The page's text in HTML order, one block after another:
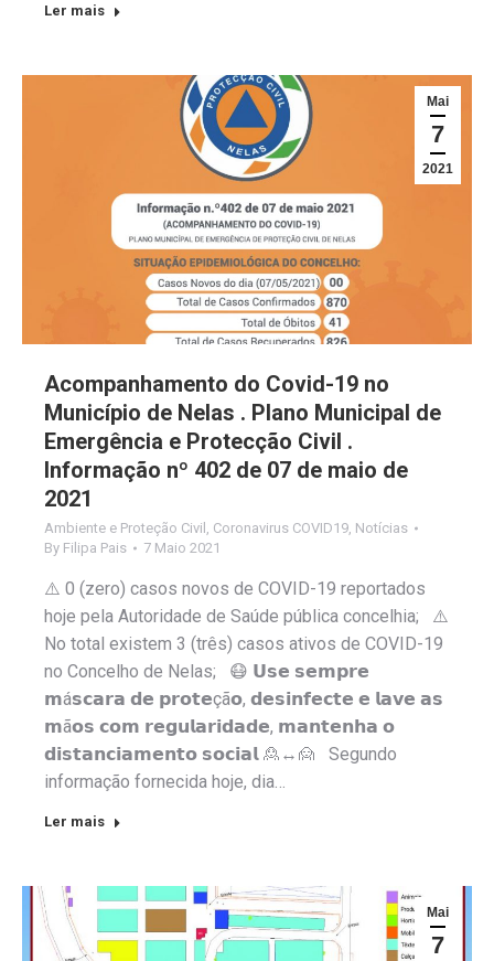
Ler mais
Mai
7
2021
Acompanhamento do Covid-19 no
Município de Nelas . Plano Municipal de
Emergência e Protecção Civil .
Informação nº 402 de 07 de maio de
2021
Ambiente e Proteção Civil Coronavirus COVID19 Notícias
By Filipa Pais 7 Maio 2021
⚠️ 0 (zero) casos novos de COVID-19 reportados
hoje pela Autoridade de Saúde pública concelhia; ⚠️
No total existem 3 (três) casos ativos de COVID-19
no Concelho de Nelas; 😷 𝗨𝘀𝗲 𝘀𝗲𝗺𝗽𝗿𝗲
𝗺á𝘀𝗰𝗮𝗿𝗮 𝗱𝗲 𝗽𝗿𝗼𝘁𝗲çã𝗼, 𝗱𝗲𝘀𝗶𝗻𝗳𝗲𝗰𝘁𝗲 𝗲 𝗹𝗮𝘃𝗲 𝗮𝘀
𝗺ã𝗼𝘀 𝗰𝗼𝗺 𝗿𝗲𝗴𝘂𝗹𝗮𝗿𝗶𝗱𝗮𝗱𝗲, 𝗺𝗮𝗻𝘁𝗲𝗻𝗵𝗮 𝗼
𝗱𝗶𝘀𝘁𝗮𝗻𝗰𝗶𝗮𝗺𝗲𝗻𝘁𝗼 𝘀𝗼𝗰𝗶𝗮𝗹 🙎↔️🙍 Segundo
informação fornecida hoje, dia…
Ler mais
Mai
7